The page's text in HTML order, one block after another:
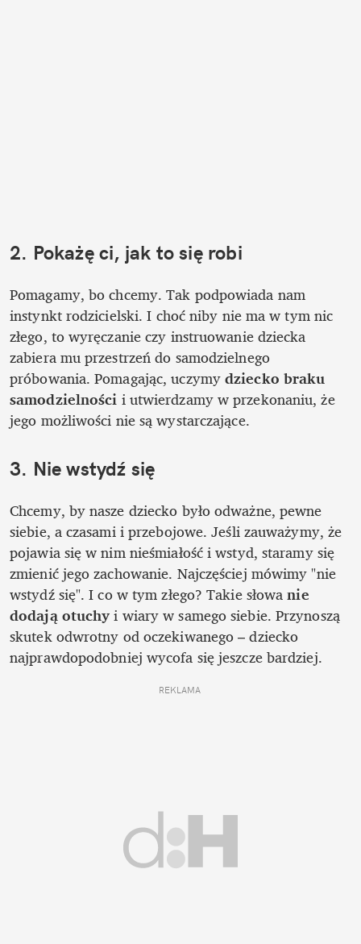
2. Pokażę ci, jak to się robi
Pomagamy, bo chcemy. Tak podpowiada nam
instynkt rodzicielski. I choć niby nie ma w tym nic
złego, to wyręczanie czy instruowanie dziecka
zabiera mu przestrzeń do samodzielnego
próbowania. Pomagając, uczymy dziecko braku
samodzielności i utwierdzamy w przekonaniu, że
jego możliwości nie są wystarczające.
3. Nie wstydź się
Chcemy, by nasze dziecko było odważne, pewne
siebie, a czasami i przebojowe. Jeśli zauważymy, że
pojawia się w nim nieśmiałość i wstyd, staramy się
zmienić jego zachowanie. Najczęściej mówimy "nie
wstydź się". I co w tym złego? Takie słowa nie
dodają otuchy i wiary w samego siebie. Przynoszą
skutek odwrotny od oczekiwanego – dziecko
najprawdopodobniej wycofa się jeszcze bardziej.
REKLAMA